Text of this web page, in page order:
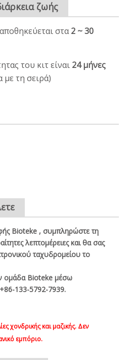
ζωής
στα2 ~ 30
του κιτ είναι 24 μήνες
τη σειρά)
Bioteke , συμπληρώστε τη
λεπτομέρειες και θα σας
ταχυδρομείου το
ομάδα Bioteke μέσω
133-5792-7939.
χονδρικής και μαζικής. Δεν
εμπόριο.